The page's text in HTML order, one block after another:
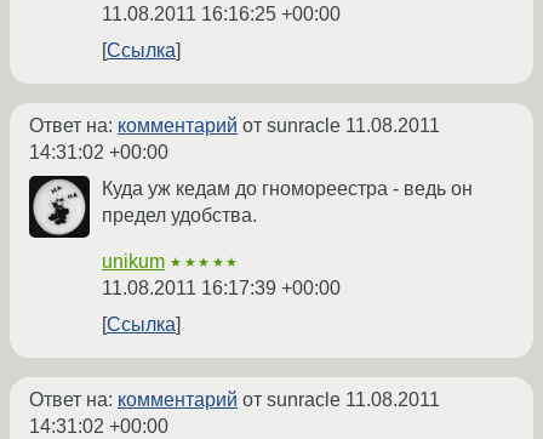
11.08.2011 16:16:25 +00:00
Ссылка
Ответ на: комментарий от sunracle 11.08.2011
14:31:02 +00:00
Куда уж кедам до гномореестра - ведь он
предел удобства.
unikum ★★★★★
11.08.2011 16:17:39 +00:00
Ссылка
Ответ на: комментарий от sunracle 11.08.2011
14:31:02 +00:00